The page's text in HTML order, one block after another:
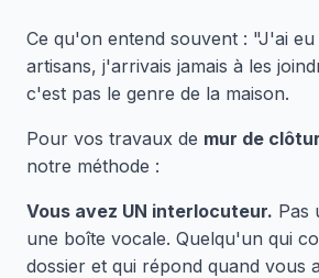
Ce qu'on entend souvent : "J'ai eu
artisans, j'arrivais jamais à les
c'est pas le genre de la maison.
Pour vos travaux de mur de
notre méthode :
Vous avez UN interlocuteur. Pas
une boîte vocale. Quelqu'un qui
dossier et qui répond quand vous